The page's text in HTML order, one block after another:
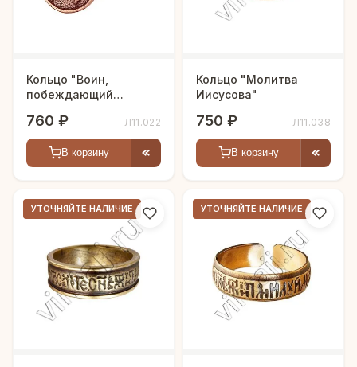
Кольцо "Воин,
побеждающий
760 ₽ Л11.022
В корзину
Кольцо "Молитва
Иисусова"
750 ₽ Л11.038
В корзину
УТОЧНЯЙТЕ НАЛИЧИЕ УТОЧНЯЙТЕ НАЛИЧИЕ